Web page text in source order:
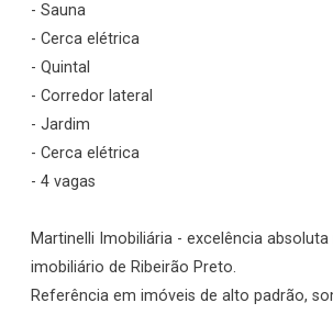
- Sauna
- Cerca elétrica
- Quintal
- Corredor lateral
- Jardim
- Cerca elétrica
- 4 vagas
Martinelli Imobiliária - excelência
imobiliário de Ribeirão Preto.
Referência em imóveis de alto padrão,